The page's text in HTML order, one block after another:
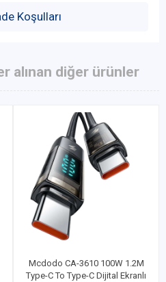
Koşulları
alınan diğer ürünler
Mcdodo CA-3610 100W 1.2M
Type-C To Type-C Dijital Ekranlı